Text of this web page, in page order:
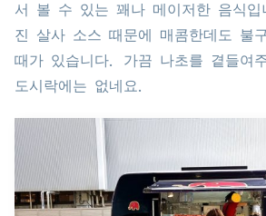
서 볼 수 있는 꽤나 메이저한 음식입
진 살사 소스 때문에 매콤한데도 불
때가 있습니다. 가끔 나초를 곁들여
도시락에는 없네요.